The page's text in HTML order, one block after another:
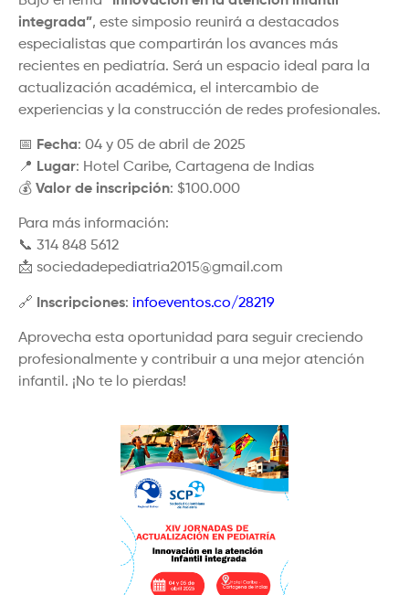
integrada”, este simposio reunirá a destacados
especialistas que compartirán los avances más
recientes en pediatría. Será un espacio ideal para la
actualización académica, el intercambio de
experiencias y la construcción de redes profesionales.
📅 Fecha: 04 y 05 de abril de 2025
📍 Lugar: Hotel Caribe, Cartagena de Indias
💰 Valor de inscripción: $100.000
Para más información:
📞 314 848 5612
📩 sociedadepediatria2015@gmail.com
🔗 Inscripciones: infoeventos.co/28219
Aprovecha esta oportunidad para seguir creciendo
profesionalmente y contribuir a una mejor atención
infantil. ¡No te lo pierdas!